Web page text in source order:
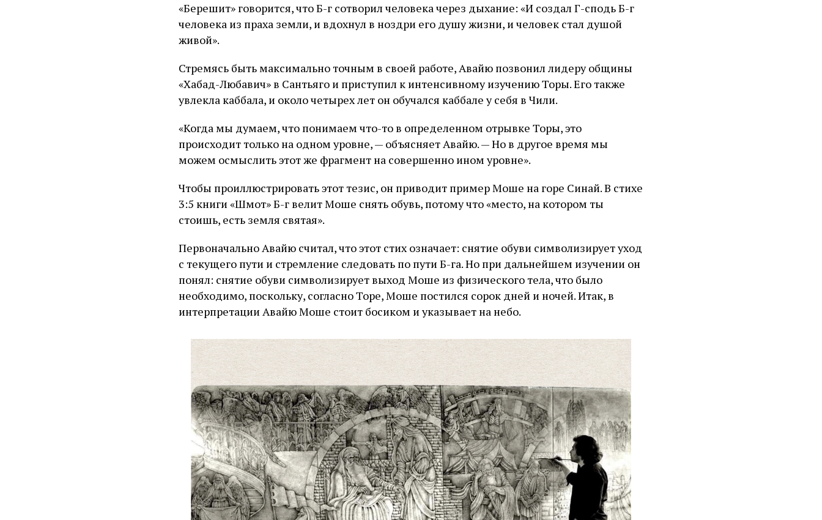
«Берешит» говорится, что Б-г сотворил человека через дыхание: «И создал Г-сподь Б-г
человека из праха земли, и вдохнул в ноздри его душу жизни, и человек стал душой
живой».
Стремясь быть максимально точным в своей работе, Авайю позвонил лидеру общины
«Хабад-Любавич» в Сантьяго и приступил к интенсивному изучению Торы. Его также
увлекла каббала, и около четырех лет он обучался каббале у себя в Чили.
«Когда мы думаем, что понимаем что-то в определенном отрывке Торы, это
происходит только на одном уровне, — объясняет Авайю. — Но в другое время мы
можем осмыслить этот же фрагмент на совершенно ином уровне».
Чтобы проиллюстрировать этот тезис, он приводит пример Моше на горе Синай. В стихе
3:5 книги «Шмот» Б-г велит Моше снять обувь, потому что «место, на котором ты
стоишь, есть земля святая».
Первоначально Авайю считал, что этот стих означает: снятие обуви символизирует уход
с текущего пути и стремление следовать по пути Б-га. Но при дальнейшем изучении он
понял: снятие обуви символизирует выход Моше из физического тела, что было
необходимо, поскольку, согласно Торе, Моше постился сорок дней и ночей. Итак, в
интерпретации Авайю Моше стоит босиком и указывает на небо.